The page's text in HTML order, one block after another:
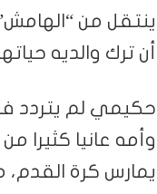
ينتقل من
أن ترك والديه
حكيمي لم يتردد في
وأمه عانيا كثيرا
يمارس كرة